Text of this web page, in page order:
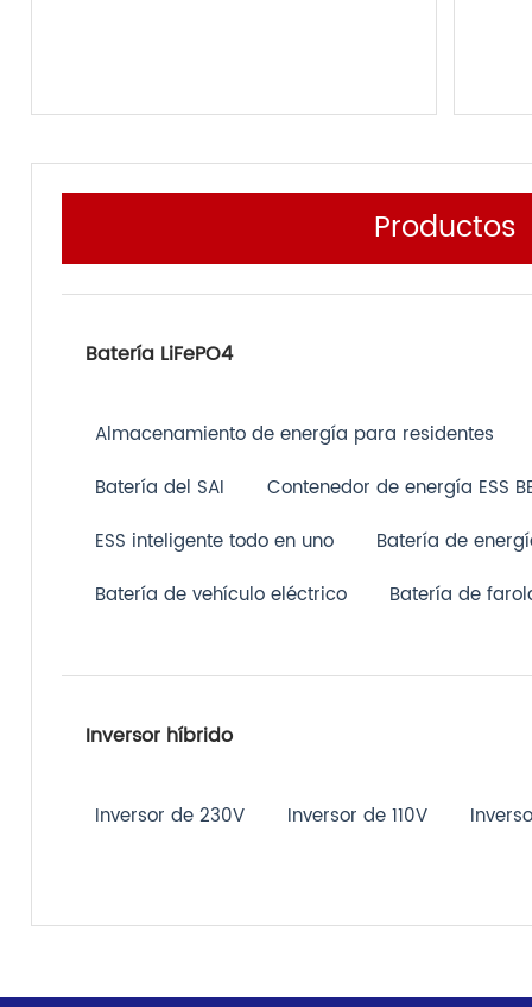
Productos
Batería LiFePO4
Almacenamiento de energía para residentes
Batería del SAI
Contenedor de energía ESS
ESS inteligente todo en uno
Batería de
Batería de vehículo eléctrico
Batería de
Inversor híbrido
Inversor de 230V Inversor de 110V